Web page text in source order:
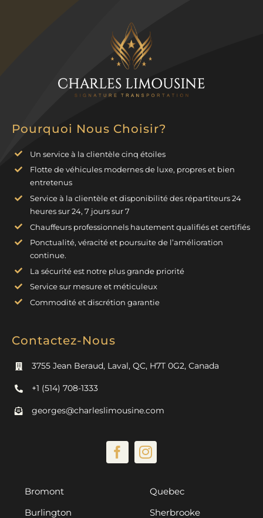
Pourquoi Nous Choisir?
Un service à la clientèle cinq étoiles
Flotte de véhicules modernes de luxe, propres et bien
entretenus
Service à la clientèle et disponibilité des répartiteurs 24
heures sur 24, 7 jours sur 7
Chauffeurs professionnels hautement qualifiés et certifiés
Ponctualité, véracité et poursuite de l’amélioration
continue.
La sécurité est notre plus grande priorité
Service sur mesure et méticuleux
Commodité et discrétion garantie
Contactez-Nous
3755 Jean Beraud, Laval, QC, H7T 0G2, Canada
+1 (514) 708-1333
georges@charleslimousine.com
Bromont
Burlington
Quebec
Sherbrooke